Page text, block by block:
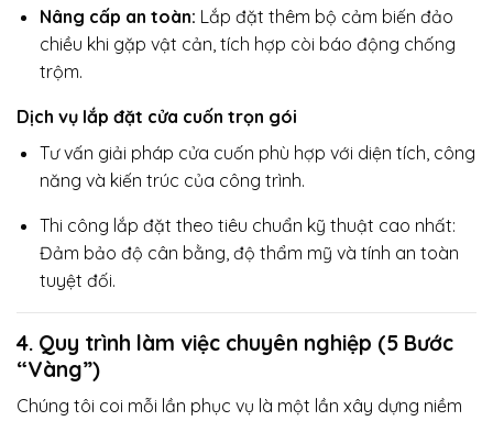
Nâng cấp an toàn: Lắp đặt thêm bộ cảm biến đảo
chiều khi gặp vật cản, tích hợp còi báo động chống
trộm.
Dịch vụ lắp đặt cửa cuốn trọn gói
Tư vấn giải pháp cửa cuốn phù hợp với diện tích, công
năng và kiến trúc của công trình.
Thi công lắp đặt theo tiêu chuẩn kỹ thuật cao nhất:
Đảm bảo độ cân bằng, độ thẩm mỹ và tính an toàn
tuyệt đối.
4. Quy trình làm việc chuyên nghiệp (5 Bước
“Vàng”)
Chúng tôi coi mỗi lần phục vụ là một lần xây dựng niềm